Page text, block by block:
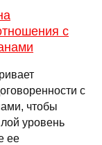
с
с
чтобы
уровень
ее